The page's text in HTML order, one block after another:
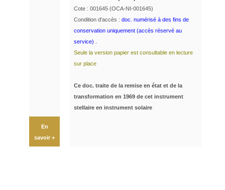
Cote : 001645 (OCA-NI-001645)
Condition d'accès : doc. numérisé à des fins de
conservation uniquement (accès réservé au
service) .
Seule la version papier est consultable en lecture
sur place
Ce doc. traite de la remise en état et de la
transformation en 1969 de cet instrument
stellaire en instrument solaire
En
savoir +